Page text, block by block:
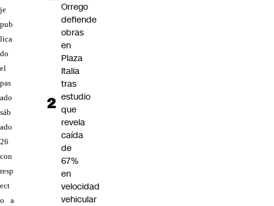
je
pub
lica
do
el
pas
ado
sáb
ado
26
con
resp
ect
o a
Orrego
defiende
obras
en
Plaza
Italia
tras
estudio
que
revela
caída
de
67%
en
velocidad
vehicular